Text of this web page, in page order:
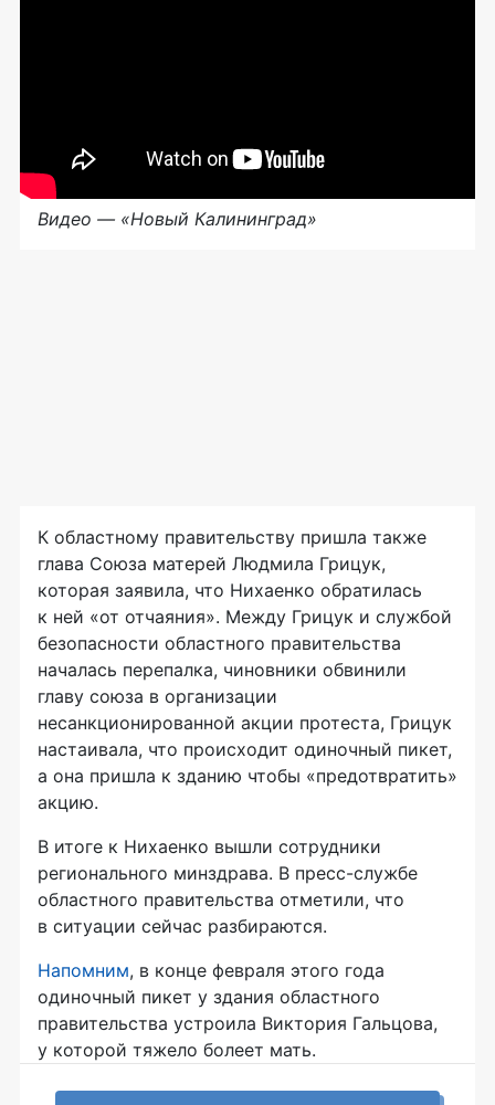
Видео — «Новый Калининград»
К областному правительству пришла также
глава Союза матерей Людмила Грицук,
которая заявила, что Нихаенко обратилась
к ней «от отчаяния». Между Грицук и службой
безопасности областного правительства
началась перепалка, чиновники обвинили
главу союза в организации
несанкционированной акции протеста, Грицук
настаивала, что происходит одиночный пикет,
а она пришла к зданию чтобы «предотвратить»
акцию.
В итоге к Нихаенко вышли сотрудники
регионального минздрава. В пресс-службе
областного правительства отметили, что
в ситуации сейчас разбираются.
Напомним, в конце февраля этого года
одиночный пикет у здания областного
правительства устроила Виктория Гальцова,
у которой тяжело болеет мать.